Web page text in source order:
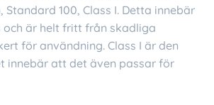
Standard 100, Class I. Detta innebär
är helt fritt från skadliga
för användning. Class I är den
innebär att det även passar för